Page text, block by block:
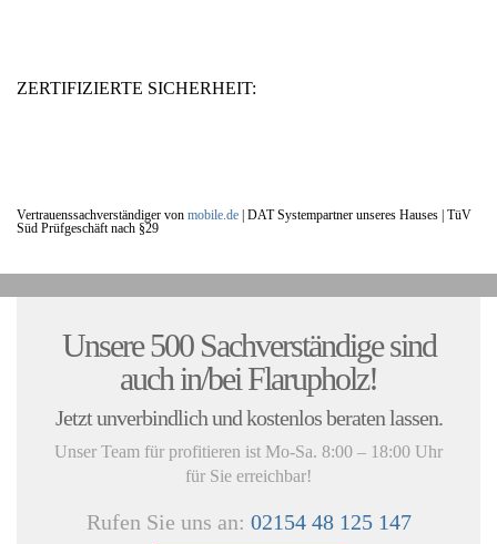
ZERTIFIZIERTE SICHERHEIT:
Vertrauenssachverständiger von mobile.de DAT Systempartner unseres Hauses | TüV
Süd Prüfgeschäft nach §29
Unsere 500 Sachverständige sind
auch in/bei Flarupholz!
Jetzt unverbindlich und kostenlos beraten lassen.
Unser Team für profitieren ist Mo-Sa. 8:00 – 18:00 Uhr
für Sie erreichbar!
Rufen Sie uns an: 02154 48 125 147